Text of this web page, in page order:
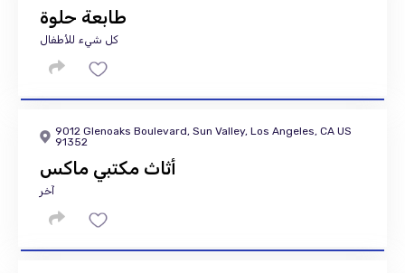
طابعة حلوة
كل شيء للأطفال
9012 Glenoaks Boulevard, Sun Valley, Los Angeles, CA US
91352
أثاث مكتبي ماكس
آخر